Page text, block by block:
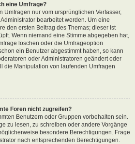
eine Umfrage?
Umfragen nur vom ursprünglichen Verfasser,
bearbeitet werden. Um eine
den ersten Beitrag des Themas; dieser ist
Wenn niemand eine Stimme abgegeben hat,
löschen oder die Umfrageoption
ein Benutzer abgestimmt haben, so kann
oder Administratoren geändert oder
die Manipulation von laufenden Umfragen
Foren nicht zugreifen?
Benutzern oder Gruppen vorbehalten sein.
zu lesen, zu schreiben oder andere Vorgänge
besondere Berechtigungen. Frage
nach entsprechenden Berechtigungen.